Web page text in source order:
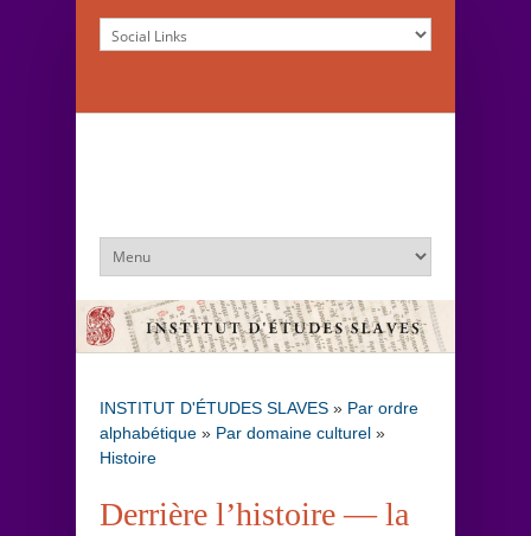
INSTITUT D'ÉTUDES SLAVES » Par ordre
alphabétique » Par domaine culturel »
Histoire
Derrière l’histoire — la